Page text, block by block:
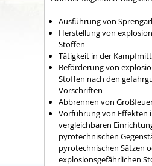
Ausführung von
Herstellung von
Stoffen
Tätigkeit in der
Beförderung von
Stoffen nach den
Vorschriften
Abbrennen von
Vorführung von Effekten
vergleichbaren
pyrotechnischen
pyrotechnischen Sätzen
explosionsgefährlichen